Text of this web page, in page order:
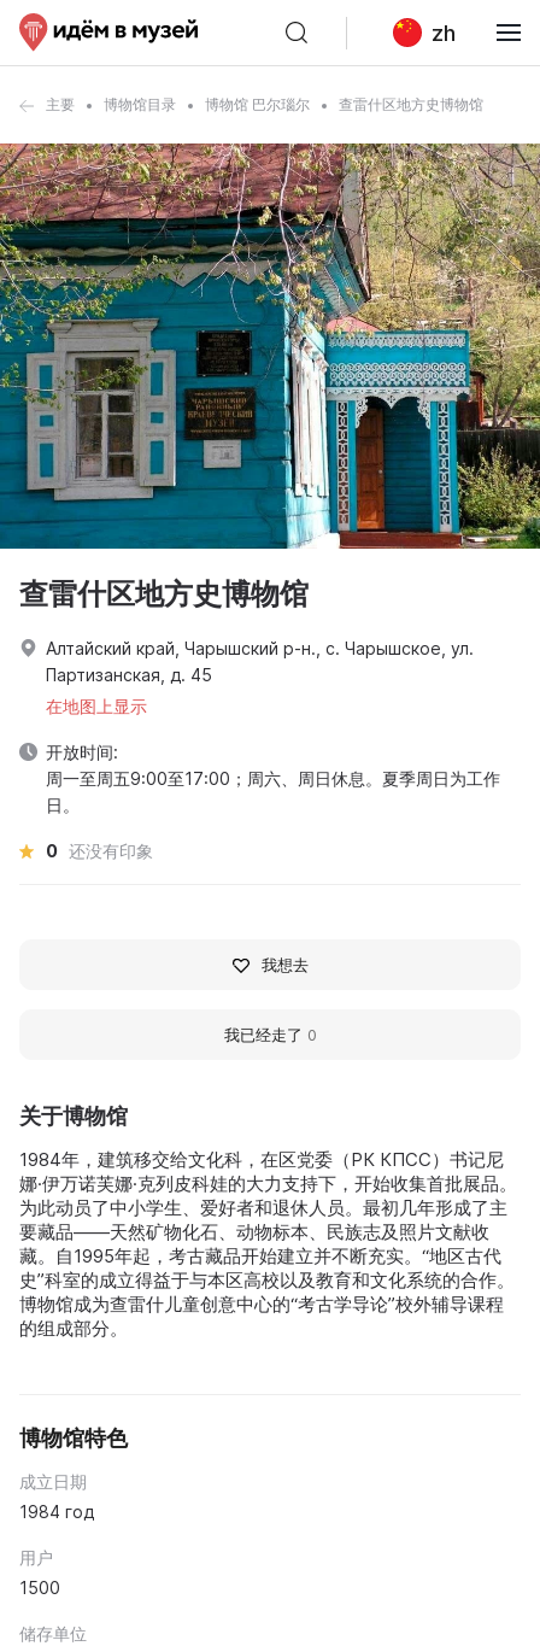
zh
主要 博物馆目录 博物馆 巴尔瑙尔 查雷什区地方史博物馆
关于博物馆
1984年，建筑移交给文化科，在区党委（РК КПСС）书记尼
娜·伊万诺芙娜·克列皮科娃的大力支持下，开始收集首批展品。
为此动员了中小学生、爱好者和退休人员。最初几年形成了主
要藏品——天然矿物化石、动物标本、民族志及照片文献收
藏。自1995年起，考古藏品开始建立并不断充实。“地区古代
史”科室的成立得益于与本区高校以及教育和文化系统的合作。
博物馆成为查雷什儿童创意中心的“考古学导论”校外辅导课程
的组成部分。
博物馆特色
成立日期
1984 год
用户
1500
储存单位
查雷什区地方史博物馆
Алтайский край, Чарышский р-н., с. Чарышское, ул.
Партизанская, д. 45
在地图上显示
开放时间:
周一至周五9:00至17:00；周六、周日休息。夏季周日为工作
日。
0 还没有印象
我想去
我已经走了 0